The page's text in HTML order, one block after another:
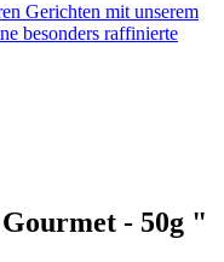
Gerichten mit unserem
besonders raffinierte
- 50g "